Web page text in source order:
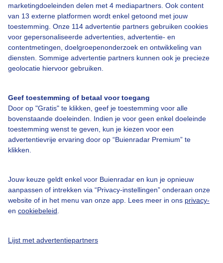
marketingdoeleinden delen met 4 mediapartners. Ook content
van 13 externe platformen wordt enkel getoond met jouw
toestemming. Onze 114 advertentie partners gebruiken cookies
voor gepersonaliseerde advertenties, advertentie- en
contentmetingen, doelgroepenonderzoek en ontwikkeling van
diensten. Sommige advertentie partners kunnen ook je precieze
geolocatie hiervoor gebruiken.
Geef toestemming of betaal voor toegang
Door op "Gratis" te klikken, geef je toestemming voor alle
bovenstaande doeleinden. Indien je voor geen enkel doeleinde
toestemming wenst te geven, kun je kiezen voor een
advertentievrije ervaring door op “Buienradar Premium” te
klikken.
Jouw keuze geldt enkel voor Buienradar en kun je opnieuw
aanpassen of intrekken via “Privacy-instellingen” onderaan onze
website of in het menu van onze app. Lees meer in ons privacy-
en cookiebeleid
Lijst met advertentiepartners
Over Buienradar
Bedrijfsgegevens
Contact
Toegankelijkheid
Gebruikersvoorwaarden
Adverteren
Privacy beleid
Cookie beleid